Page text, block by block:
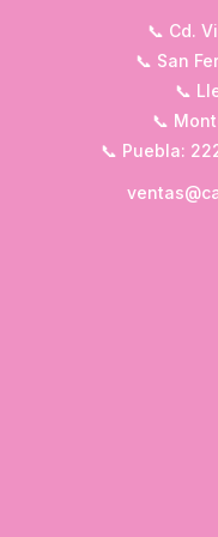
📞 Cd.
📞 San
📞
📞
📞 Puebla: